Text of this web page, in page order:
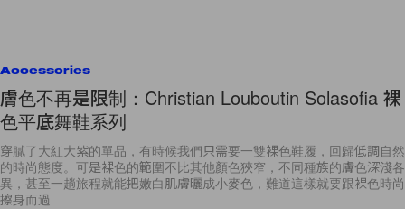
Accessories
膚色不再是限制：Christian Louboutin Solasofia 裸
色平底舞鞋系列
穿膩了大紅大紫的單品，有時候我們只需要一雙裸色鞋履，回歸低調自然
的時尚態度。可是裸色的範圍不比其他顏色狹窄，不同種族的膚色深淺各
異，甚至一趟旅程就能把嫩白肌膚曬成小麥色，難道這樣就要跟裸色時尚
擦身而過